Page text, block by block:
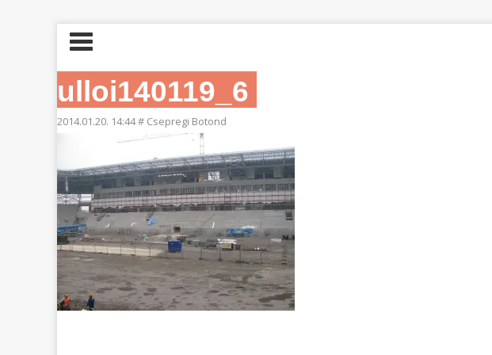
ulloi140119_6
2014.01.20. 14:44# Csepregi Botond